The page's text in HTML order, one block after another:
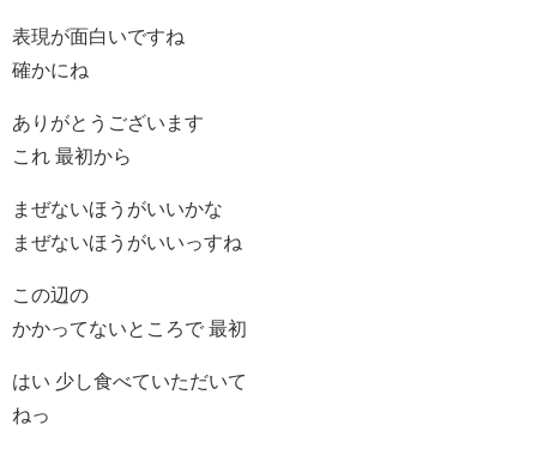
表現が面白いですね
確かにね
ありがとうございます
これ 最初から
まぜないほうがいいかな
まぜないほうがいいっすね
この辺の
かかってないところで 最初
はい 少し食べていただいて
ねっ